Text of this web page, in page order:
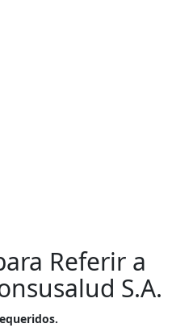
Referir a
S.A.